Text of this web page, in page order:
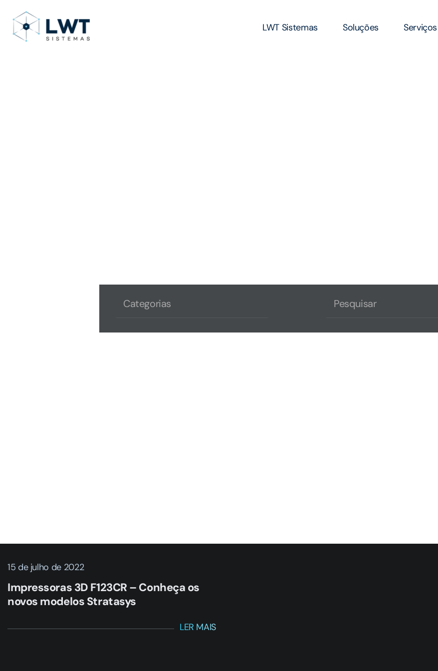
LWT Sistemas Soluções Serviços
15 de julho de 2022
Impressoras 3D F123CR – Conheça os
novos modelos Stratasys
LER MAIS